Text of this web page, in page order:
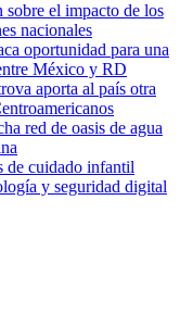
el impacto de los
nacionales
oportunidad para una
México y RD
aporta al país otra
red de oasis de agua
de cuidado infantil
y seguridad digital